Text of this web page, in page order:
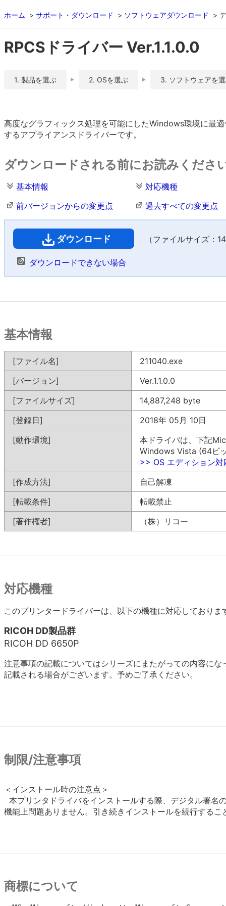
ホーム サポート・ダウンロード ソフトウェアダウンロード
RPCSドライバー Ver.1.1.0.0
1. 製品を選ぶ 2. OSを選ぶ 3. ソフトウェアを
高度なグラフィックス処理を可能にしたWindows環境に最
するアプライアンスドライバーです。
ダウンロードされる前にお読みくださ
基本情報
対応機種
前バージョンからの変更点
過去すべての変更点
ダウンロード （ファイルサイズ：
ダウンロードできない場合
基本情報
[ファイル名]
211040.exe
[バージョン]
Ver.1.1.0.0
[ファイルサイズ]
14,887,248 byte
[登録日]
2018年 05月 10日
[動作環境]
本ドライバは、下記
Windows Vista (64ビ
>> OS エディション対
[作成方法]
自己解凍
[転載条件]
転載禁止
[著作権者]
（株）リコー
対応機種
このプリンタードライバーは、以下の機種に対応しておりま
RICOH DD製品群
RICOH DD 6650P
注意事項の記載についてはシリーズにまたがっての内容に
記載される場合がございます。予めご了承ください。
制限/注意事項
＜インストール時の注意点＞
本プリンタドライバをインストールする際、デジタル署名
機能上問題ありません。引き続きインストールを続行するこ
商標について